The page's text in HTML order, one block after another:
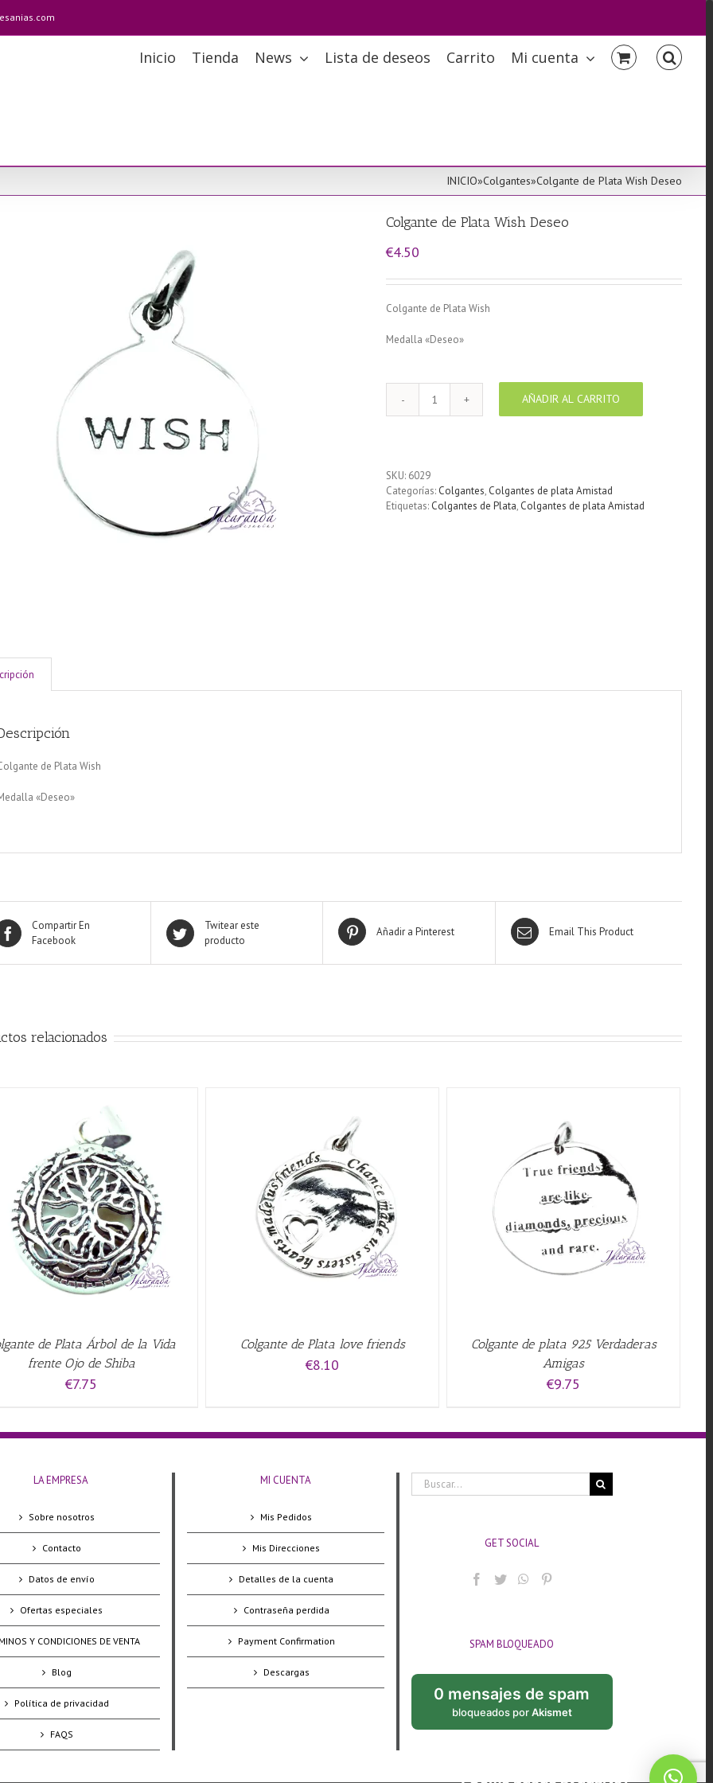
Inicio Tienda News Lista de deseos Carrito Mi cuenta
INICIO»Colgantes»Colgante de Plata Wish Deseo
Colgante de Plata Wish Deseo
€4.50
Colgante de Plata Wish
Medalla «Deseo»
Colgante
AÑADIR AL CARRITO
SKU: 6029
Categorías: Colgantes, Colgantes de plata Amistad
Etiquetas: Colgantes de Plata, Colgantes de plata Amistad
de Plata Wish
«Deseo»
Compartir En
Facebook
Twitear este
producto
Añadir a Pinterest Email This Product
relacionados
de Plata Árbol de la Vida
frente Ojo de Shiba
€7.75
AÑADIR AL CARRITO / QUICK VIEW
Colgante de Plata love friends
€8.10
AÑADIR AL CARRITO / QUICK VIEW
Colgante de plata 925 Verdaderas
Amigas
€9.75
LA EMPRESA
Sobre nosotros
Contacto
Datos de envío
Ofertas especiales
Y CONDICIONES DE VENTA
Blog
Política de privacidad
FAQS
MI CUENTA
Mis Pedidos
Mis Direcciones
Detalles de la cuenta
Contraseña perdida
Payment Confirmation
Descargas
Buscar:
GET SOCIAL
SPAM BLOQUEADO
0 mensajes de spam
bloqueados porAkismet
¿Cómo puedo ayudarte?